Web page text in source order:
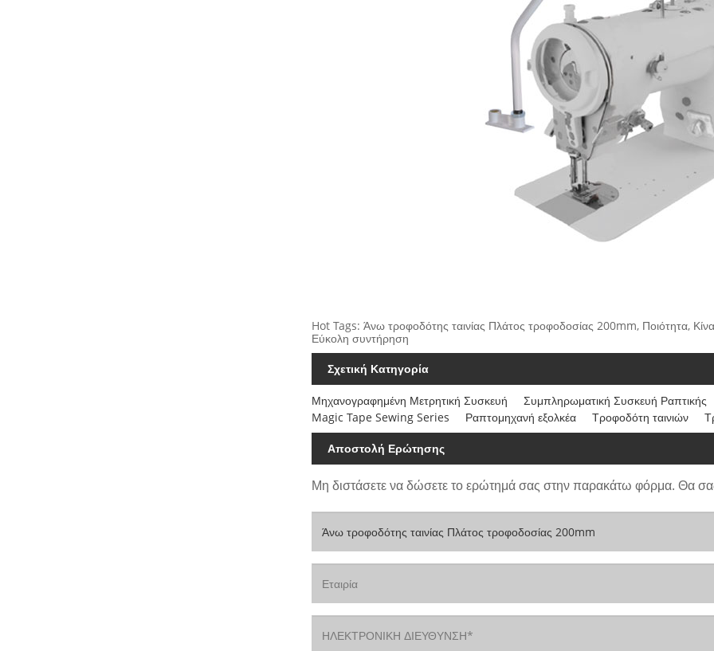
Hot Tags: Άνω τροφοδότης ταινίας Πλάτος τροφοδοσίας 200mm, Ποιότητα,
Εύκολη συντήρηση
Σχετική Κατηγορία
Μηχανογραφημένη Μετρητική Συσκευή Συμπληρωματική Συσκευή Ραπτικής
Magic Tape Sewing Series
Ραπτομηχανή εξολκέα Τροφοδότη ταινιών
Αποστολή Ερώτησης
Μη διστάσετε να δώσετε το ερώτημά σας στην παρακάτω φόρμα. Θα